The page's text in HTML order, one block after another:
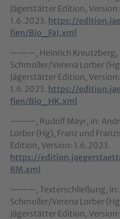
Jägerstätter Edition, Version:
1.6.2023. https://
fien/Bio_FaJ.xml
———, Heinrich Kreutzberg,
Schmoller/Verena Lorber
Jägerstätter Edition, Version:
1.6.2023. https://
fien/Bio_HK.xml
———, Rudolf Mayr, in:
Lorber (Hg), Franz und
Edition, Version: 1.6.2023.
https://
RM.xml
———, Texterschließung, in:
Schmoller/Verena Lorber
Jägerstätter Edition, Version: